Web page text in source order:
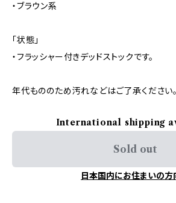
・ブラウン系
「状態」
・フラッシャー付きデッドストックです。
年代もののため汚れなどはご了承ください。
International shipping
Sold out
日本国内にお住まいの方